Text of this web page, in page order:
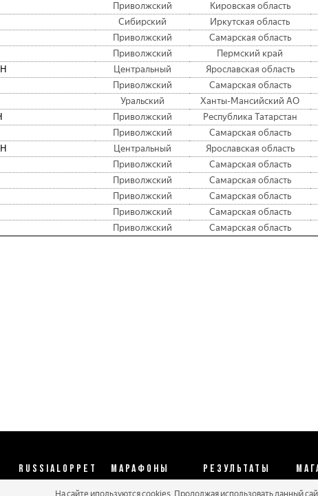
Приволжский Кировская область
Сибирский Иркутская область
Приволжский Самарская область
Приволжский Пермский край
Центральный Ярославская область
Приволжский Самарская область
Уральский Ханты-Мансийский АО
Приволжский Республика Татарстан
Приволжский Самарская область
Центральный Ярославская область
Приволжский Самарская область
Приволжский Самарская область
Приволжский Самарская область
Приволжский Самарская область
Приволжский Самарская область
RUSSIALOPPET МАРАФОНЫ РЕЗУЛЬТАТЫ
Календарь 2026 Протоколы 2025
На сайте ипользуются cookies. Продолжая использовать данный